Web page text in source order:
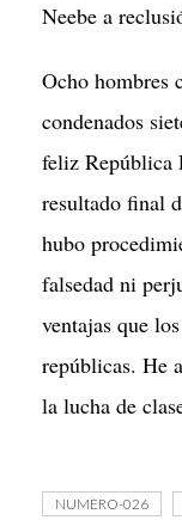
Neebe a
Ocho hombres
condenados
feliz República
resultado final
hubo
falsedad ni
ventajas que
repúblicas. He
la lucha de
NUMERO-026